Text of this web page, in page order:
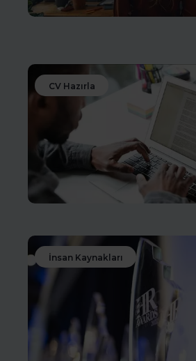
CV Hazırla
İnsan Kaynakları